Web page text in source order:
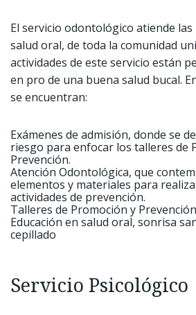
El servicio odontológico atiende las
salud oral, de toda la comunidad
actividades de este servicio están
en pro de una buena salud bucal.
se encuentran:
Exámenes de admisión, donde se
riesgo para enfocar los talleres de
Prevención.
Atención Odontológica, que
elementos y materiales para
actividades de prevención.
Talleres de Promoción y
Educación en salud oral, sonrisa
cepillado
Servicio Psicológico